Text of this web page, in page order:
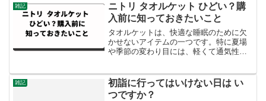
雑記
ニトリ タオルケット ひどい？購
入前に知っておきたいこと
タオルケットは、快適な睡眠のために欠
かせないアイテムの一つです。特に夏場
や季節の変わり目には、軽くて通気性の
トは、その手頃な価格と多様なデザイン
で人気を集めています。し...
雑記
初詣に行ってはいけない日は い
つですか？